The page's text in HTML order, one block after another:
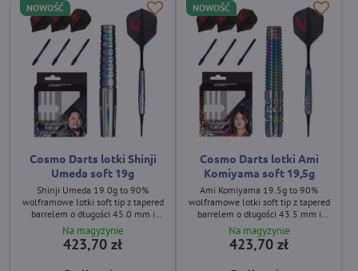
NOWOŚĆ
Cosmo Darts lotki Shinji
Umeda soft 19g
Shinji Umeda 19.0g to 90%
wolframowe lotki soft tip z tapered
barrelem o długości 45.0 mm i
maksymalnej średnicy 7.0 mm.
Barrel łączy gładką przednią część,
poziome pierścienie oraz
Na magyzynie
423,70 zł
NOWOŚĆ
Cosmo Darts lotki Ami
Komiyama soft 19,5g
Ami Komiyama 19.5g to 90%
wolframowe lotki soft tip z tapered
barrelem o długości 43.5 mm i
maksymalnej średnicy 7.2 mm.
Barrel łączy diamentowy wzór z
przodu, poziome pierścienie oraz
Na magyzynie
423,70 zł